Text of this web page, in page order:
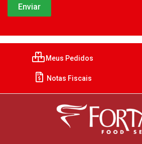
Meus Pedidos
Notas Fiscais